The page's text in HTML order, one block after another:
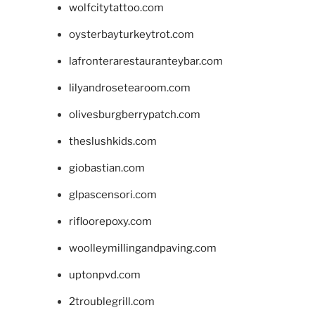
wolfcitytattoo.com
oysterbayturkeytrot.com
lafronterarestauranteybar.com
lilyandrosetearoom.com
olivesburgberrypatch.com
theslushkids.com
giobastian.com
glpascensori.com
rifloorepoxy.com
woolleymillingandpaving.com
uptonpvd.com
2troublegrill.com